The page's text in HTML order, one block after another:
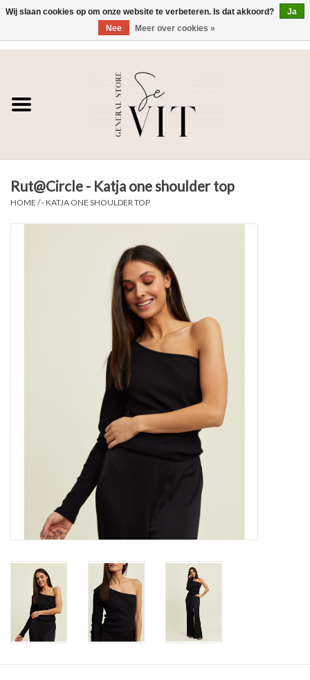
SE VIT
HEREN
WONEN
Rut@Circle - Katja one shoulder top
HOME /- KATJA ONE SHOULDER TOP
Wij slaan cookies op om onze website te verbeteren. Is dat akkoord?
Ja
Nee
Meer over cookies »